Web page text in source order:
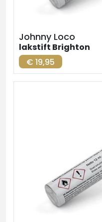
Johnny Loco
lakstift Brighton
€ 19,95